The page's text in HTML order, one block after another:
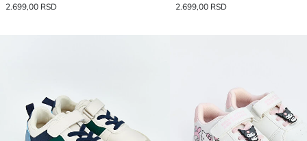
2.699,00 RSD
2.699,00 RSD